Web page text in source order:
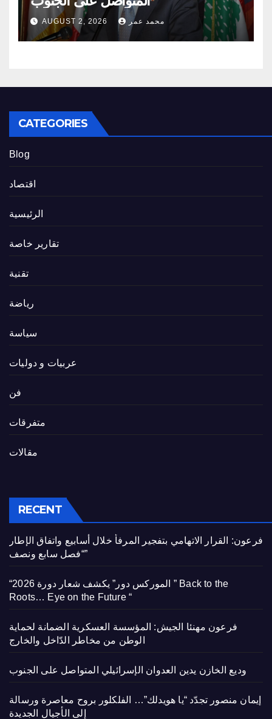
AUGUST 2, 2026 محمد عمر
CATEGORIES
Blog
اقتصاد
الرئيسية
تقارير خاصة
تقنية
رياضة
سياسة
عربيات و دوليات
فن
متفرقات
مقالات
RECENT
فرعون: القرار الاتهامي بتفجير المرفأ خلال أسابيع واتفاق الإطار
“فصل سابع ونصف”
“الموركس دور” يكشف شعار دورة 2026 ” Back to the
Roots… Eye on the Future “
فرعون مهنئا الجيش: المؤسسة العسكرية الضمانة لحماية
الوطن من مخاطر الدّاخل والخارج
وديع الخازن يدين العدوان الإسرائيلي المتواصل على الجنوب
إيمان منصور تجدّد “يا هويدلك”… الفلكلور بروح معاصرة ورسالة
إلى الأجيال الجديدة